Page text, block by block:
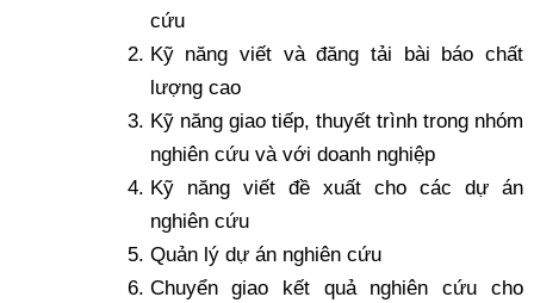
cứu
Kỹ năng viết và đăng tải bài báo chất
lượng cao
Kỹ năng giao tiếp, thuyết trình trong nhóm
nghiên cứu và với doanh nghiệp
Kỹ năng viết đề xuất cho các dự án
nghiên cứu
Quản lý dự án nghiên cứu
Chuyển giao kết quả nghiên cứu cho